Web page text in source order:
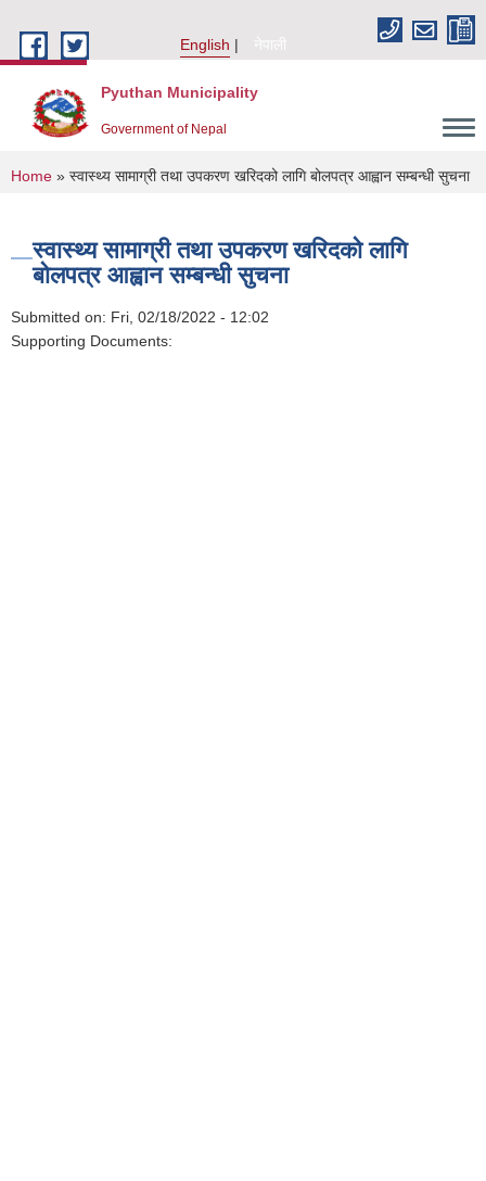
English
नेपाली
Pyuthan Municipality
Government of Nepal
You are here
Home » स्वास्थ्य सामाग्री तथा उपकरण खरिदको लागि बोलपत्र आह्वान सम्बन्धी सुचना
स्वास्थ्य सामाग्री तथा उपकरण खरिदको लागि
बोलपत्र आह्वान सम्बन्धी सुचना
Submitted on: Fri, 02/18/2022 - 12:02
Supporting Documents: